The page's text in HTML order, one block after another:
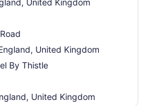
Express, ikuti petualangan
dan nikmati kembali momen-
Keajaiban itu langsung
set Aula Besar yang
bendera asrama Gryffindor dan
layang tergantung di
United Kingdom
United Kingdom
By Thistle
United Kingdom